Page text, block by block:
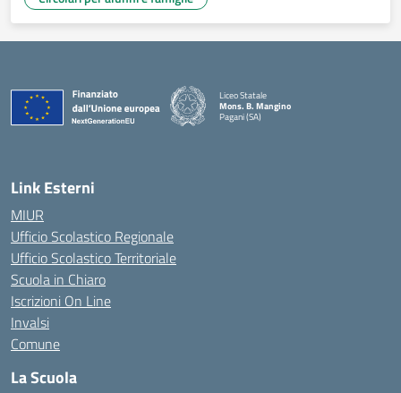
Liceo Statale
Mons. B. Mangino
Pagani (SA)
— Visita la pagina iniziale della scuola
Link Esterni
MIUR
Ufficio Scolastico Regionale
Ufficio Scolastico Territoriale
Scuola in Chiaro
Iscrizioni On Line
Invalsi
Comune
La Scuola